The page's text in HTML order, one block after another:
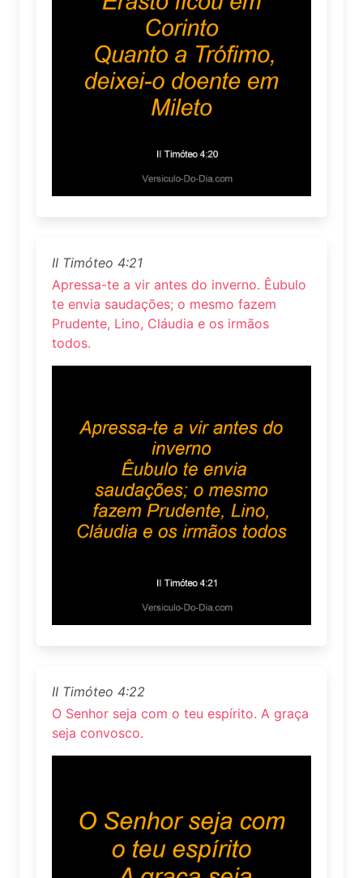
II Timóteo 4:21
Apressa-te a vir antes do inverno. Êubulo
te envia saudações; o mesmo fazem
Prudente, Lino, Cláudia e os irmãos
todos.
II Timóteo 4:22
O Senhor seja com o teu espírito. A graça
seja convosco.